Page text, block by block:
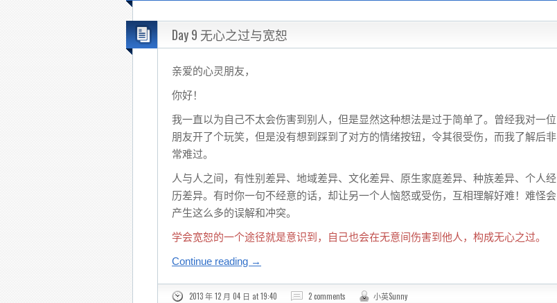
Day 9 无心之过与宽恕
亲爱的心灵朋友，
你好！
我一直以为自己不太会伤害到别人，但是显然这种想法是过于简单了。曾经我对一位
朋友开了个玩笑，但是没有想到踩到了对方的情绪按钮，令其很受伤，而我了解后非
常难过。
人与人之间，有性别差异、地域差异、文化差异、原生家庭差异、种族差异、个人经
历差异。有时你一句不经意的话，却让另一个人恼怒或受伤，互相理解好难！难怪会
产生这么多的误解和冲突。
学会宽恕的一个途径就是意识到，自己也会在无意间伤害到他人，构成无心之过。
Continue reading →
2013 年 12 月 04 日 at 19:40 2 comments 小英Sunny